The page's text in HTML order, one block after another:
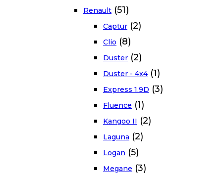
Renault (51)
Captur (2)
Clio (8)
Duster (2)
Duster - 4x4 (1)
Express 1.9D (3)
Fluence (1)
Kangoo II (2)
Laguna (2)
Logan (5)
Megane (3)